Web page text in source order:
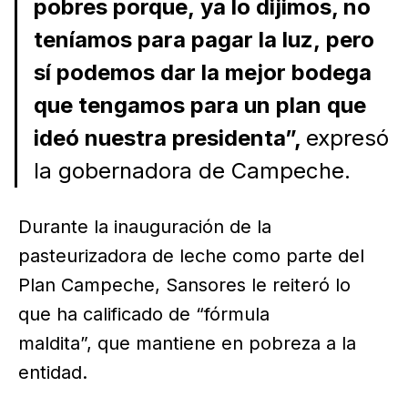
pobres porque, ya lo dijimos, no
teníamos para pagar la luz, pero
sí podemos dar la mejor bodega
que tengamos para un plan que
ideó nuestra presidenta”, expresó
la gobernadora de Campeche.
Durante la inauguración de la
pasteurizadora de leche como parte del
Plan Campeche, Sansores le reiteró lo
que ha calificado de “fórmula
maldita”, que mantiene en pobreza a la
entidad.